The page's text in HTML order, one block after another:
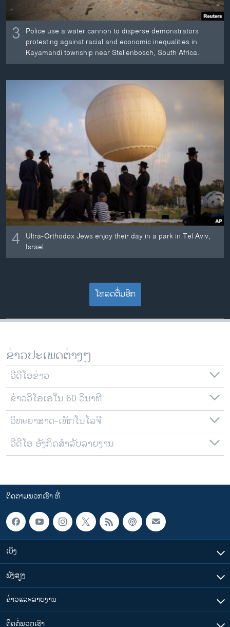
3 Police use a water cannon to disperse demonstrators
protesting against racial and economic inequalities in
Kayamandi township near Stellenbosch, South Africa.
4 Ultra-Orthodox Jews enjoy their day in a park in Tel Aviv,
Israel.
ໂຫລດຕື່ມອີກ
ຂ່າວປະເພດຕ່າງໆ
ວີດີໂອຂ່າວ
ຂ່າວວີໂອເອໃນ 60 ວິນາທີ
ວິທະຍາສາດ-ເທັກໂນໂລຈີ
ວີດີໂອ ອັງກິດສຳລັບລາຍງານ
ຕິດຕາມພວກເຮົາ ທີ່
ເບິ່ງ
ຟັງສຽງ
ຂ່າວແລະລາຍງານ
ຕິດຕໍ່ພວກເຮົາ